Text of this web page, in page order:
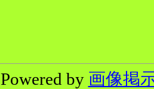
Powered by 画像掲